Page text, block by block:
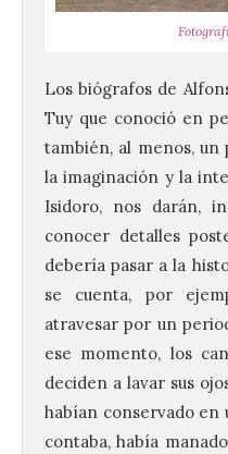
Los biógrafos de
Tuy que conoció en
también, al menos, un
la imaginación y la
Isidoro, nos darán,
conocer detalles
debería pasar a la
se cuenta, por
atravesar por un
ese momento, los
deciden a lavar sus
habían conservado en
contaba, había